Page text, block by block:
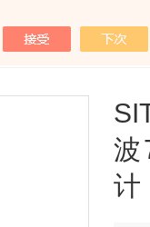
您的位置： 网站首页>产品
波
计